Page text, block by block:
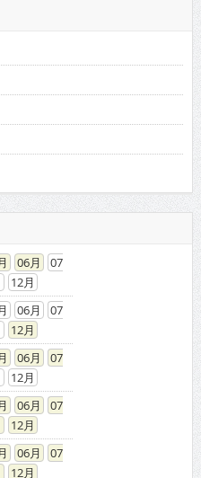
06
07
12
06
07
12
06
07
12
06
07
12
06
07
12